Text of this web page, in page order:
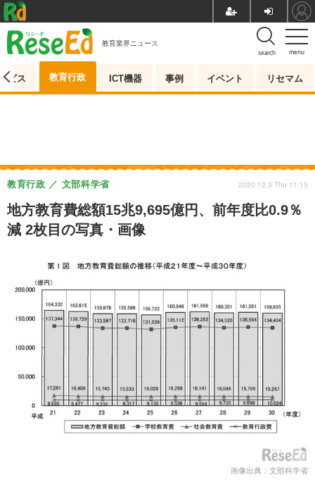
menu
search
教育業界ニュース
ビス 教育行政 ICT機器 事例 イベント リセマム
地方教育費総額15兆9,695億円、前年度比0.9％
減 2枚目の写真・画像
教育行政 文部科学省 2020.12.3 Thu 11:15
画像出典：文部科学省